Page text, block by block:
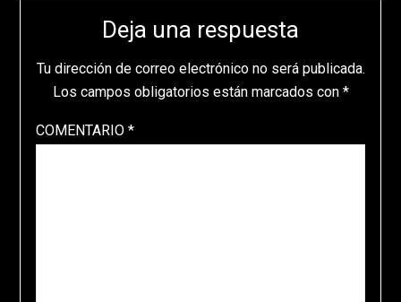
Deja una respuesta
Tu dirección de correo electrónico no será publicada.
Los campos obligatorios están marcados con *
COMENTARIO *